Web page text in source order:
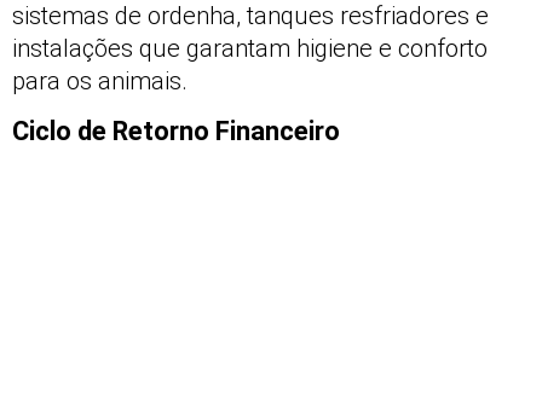
sistemas de ordenha, tanques resfriadores e
instalações que garantam higiene e conforto
para os animais.
Ciclo de Retorno Financeiro